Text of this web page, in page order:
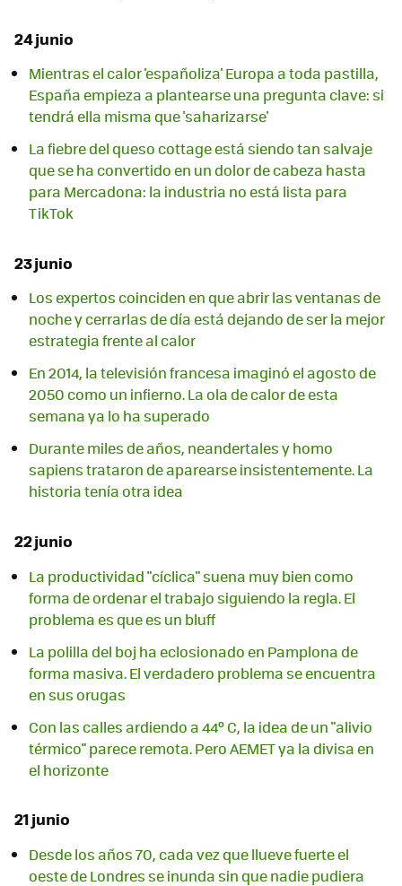
24 junio
Mientras el calor 'españoliza' Europa a toda pastilla,
España empieza a plantearse una pregunta clave: si
tendrá ella misma que 'saharizarse'
La fiebre del queso cottage está siendo tan salvaje
que se ha convertido en un dolor de cabeza hasta
para Mercadona: la industria no está lista para
TikTok
23 junio
Los expertos coinciden en que abrir las ventanas de
noche y cerrarlas de día está dejando de ser la mejor
estrategia frente al calor
En 2014, la televisión francesa imaginó el agosto de
2050 como un infierno. La ola de calor de esta
semana ya lo ha superado
Durante miles de años, neandertales y homo
sapiens trataron de aparearse insistentemente. La
historia tenía otra idea
22 junio
La productividad "cíclica" suena muy bien como
forma de ordenar el trabajo siguiendo la regla. El
problema es que es un bluff
La polilla del boj ha eclosionado en Pamplona de
forma masiva. El verdadero problema se encuentra
en sus orugas
Con las calles ardiendo a 44º C, la idea de un "alivio
térmico" parece remota. Pero AEMET ya la divisa en
el horizonte
21 junio
Desde los años 70, cada vez que llueve fuerte el
oeste de Londres se inunda sin que nadie pudiera